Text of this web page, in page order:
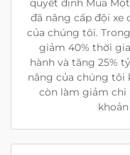
quyết định Mua
đã nâng cấp đội xe
của chúng tôi.
giảm 40% thời
hành và tăng 25%
nâng của chúng tôi
còn làm giảm chi